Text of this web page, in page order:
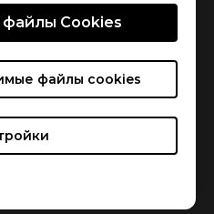
файлы cookies
файлы Сookies
сценах.
киберспортивного
из нового
watch?